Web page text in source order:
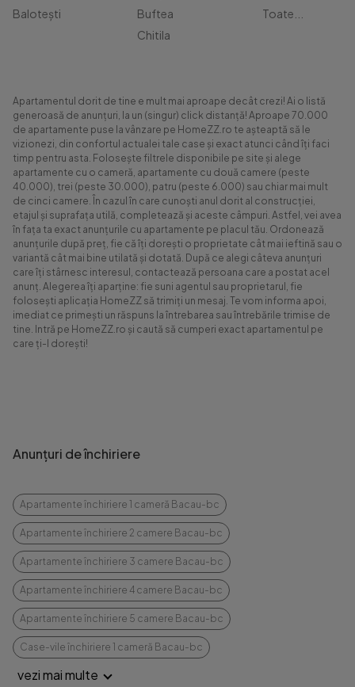
Balotești
Buftea
Chitila
Toate...
Apartamentul dorit de tine e mult mai aproape decât crezi! Ai o listă
generoasă de anunțuri, la un (singur) click distanță! Aproape 70.000
de apartamente puse la vânzare pe HomeZZ.ro te așteaptă să le
vizionezi, din confortul actualei tale case și exact atunci când îți faci
timp pentru asta. Folosește filtrele disponibile pe site și alege
apartamente cu o cameră, apartamente cu două camere (peste
40.000), trei (peste 30.000), patru (peste 6.000) sau chiar mai mult
de cinci camere. În cazul în care cunoști anul dorit al construcției,
etajul și suprafața utilă, completează și aceste câmpuri. Astfel, vei avea
în fața ta exact anunțurile cu apartamente pe placul tău. Ordonează
anunțurile după preț, fie că îți dorești o proprietate cât mai ieftină sau o
variantă cât mai bine utilată și dotată. După ce alegi câteva anunțuri
care îți stârnesc interesul, contactează persoana care a postat acel
anunț. Alegerea îți aparține: fie suni agentul sau proprietarul, fie
folosești aplicația HomeZZ să trimiți un mesaj. Te vom informa apoi,
imediat ce primești un răspuns la întrebarea sau întrebările trimise de
tine. Intră pe HomeZZ.ro și caută să cumperi exact apartamentul pe
care ți-l dorești!
Anunțuri de închiriere
Apartamente închiriere 1 cameră Bacau-bc
Apartamente închiriere 2 camere Bacau-bc
Apartamente închiriere 3 camere Bacau-bc
Apartamente închiriere 4 camere Bacau-bc
Apartamente închiriere 5 camere Bacau-bc
Case-vile închiriere 1 cameră Bacau-bc
vezi mai multe